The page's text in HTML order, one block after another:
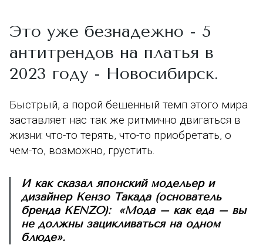
Это уже безнадежно - 5
антитрендов на платья в
2023 году - Новосибирск.
Быстрый, а порой бешенный темп этого мира
заставляет нас так же ритмично двигаться в
жизни: что-то терять, что-то приобретать, о
чем-то, возможно, грустить.
И как сказал японский модельер и
дизайнер Кензо Такада (основатель
бренда KENZO): «Мода – как еда – вы
не должны зацикливаться на одном
блюде».